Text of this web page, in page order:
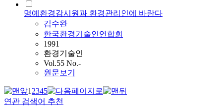
명예환경감시원과 환경관리인에 바란다
김수완
한국환경기술인연합회
1991
환경기술인
Vol.55 No.-
원문보기
12345
연관 검색어 추천